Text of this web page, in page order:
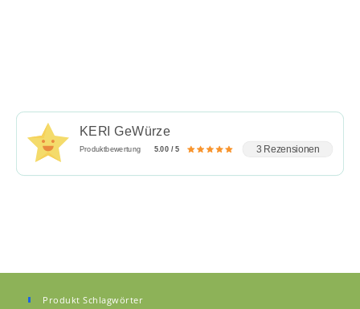
KERI GeWürze
Produktbewertung 5.00 / 5 3 Rezensionen
Produkt Schlagwörter